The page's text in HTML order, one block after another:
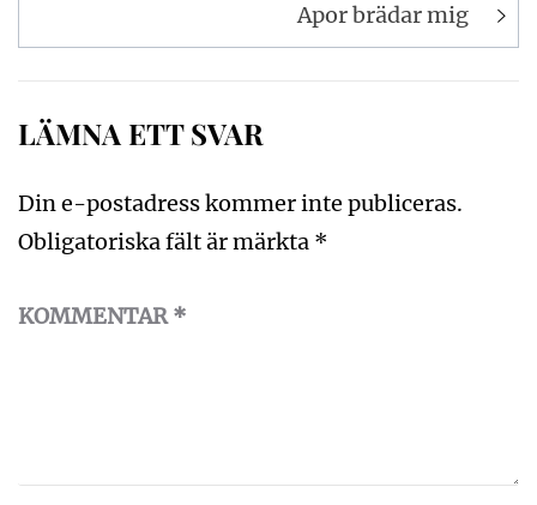
Apor brädar mig
LÄMNA ETT SVAR
Din e-postadress kommer inte publiceras.
Obligatoriska fält är märkta *
KOMMENTAR*